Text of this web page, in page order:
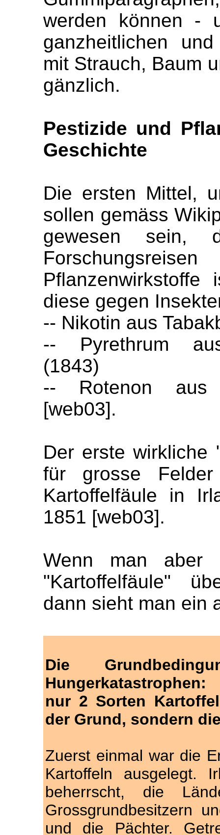
werden können -
ganzheitlichen
mit Strauch, Baum
gänzlich.
Pestizide und
Geschichte
Die ersten Mittel,
sollen gemäss
gewesen sein,
diese gegen
-- Nikotin aus
-- Pyrethrum aus
(1843)
-- Rotenon aus
[web03].
Der erste wirkliche
für grosse
Kartoffelfäule in
1851 [web03].
Wenn man aber
"Kartoffelfäule"
dann sieht man ein
Die
nur 2 Sorten
der Grund, sondern
Zuerst einmal war die
Kartoffeln ausgelegt.
beherrscht, die
Grossgrundbesitzern
und die Pächter.